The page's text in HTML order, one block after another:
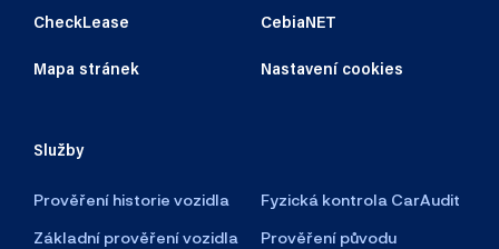
CheckLease CebiaNET
Mapa stránek Nastavení cookies
Služby
Prověření historie vozidla
Fyzická kontrola CarAudit
Základní prověření vozidla
Prověření původu